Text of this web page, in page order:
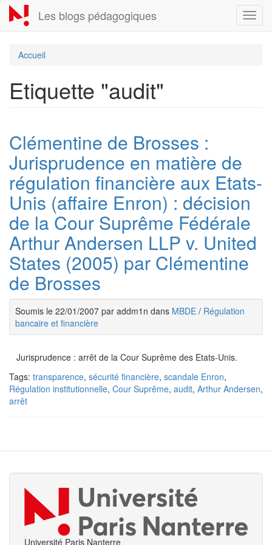
Aller
au
contenu
Les blogs pédagogiques
Accueil
Etiquette "audit"
Clémentine de Brosses :
Jurisprudence en matière de
régulation financière aux Etats-
Unis (affaire Enron) : décision
de la Cour Suprême Fédérale
Arthur Andersen LLP v. United
States (2005) par Clémentine
de Brosses
Soumis le 22/01/2007 par addm1n dans MBDE / Régulation
bancaire et financière
Jurisprudence : arrêt de la Cour Suprême des Etats-Unis.
Tags: transparence, sécurité financière, scandale Enron,
Régulation institutionnelle, Cour Suprême, audit, Arthur Andersen,
arrêt
Université Paris Nanterre